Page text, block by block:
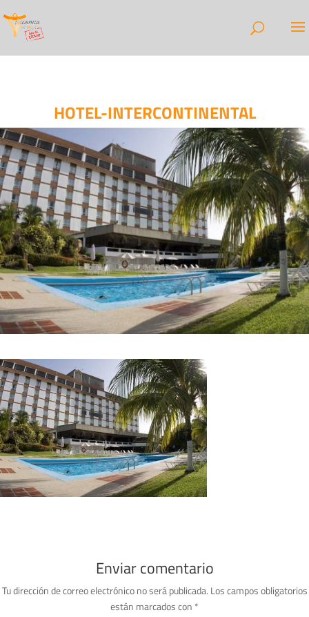
HOTEL-INTERCONTINENTAL
Enviar comentario
Tu dirección de correo electrónico no será publicada. Los campos obligatorios
están marcados con *